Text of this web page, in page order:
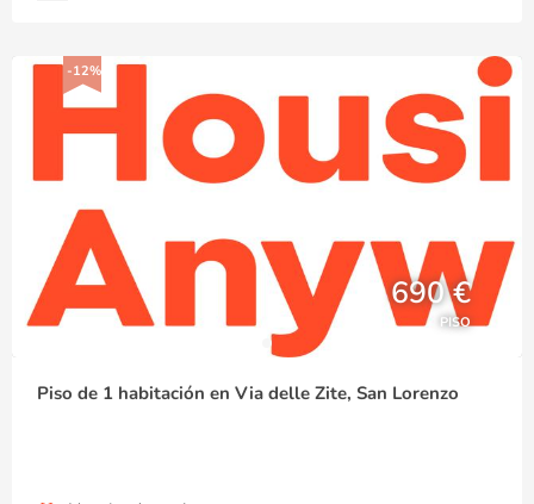
-12%
690 €
PISO
Piso de 1 habitación en Via delle Zite, San Lorenzo